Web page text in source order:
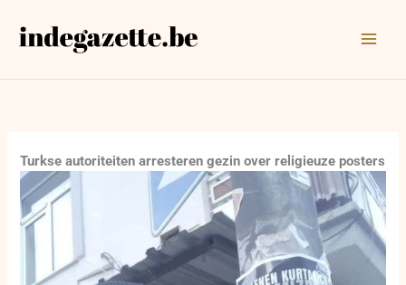
naar
Turkse autoriteiten arresteren gezin over religieuze posters